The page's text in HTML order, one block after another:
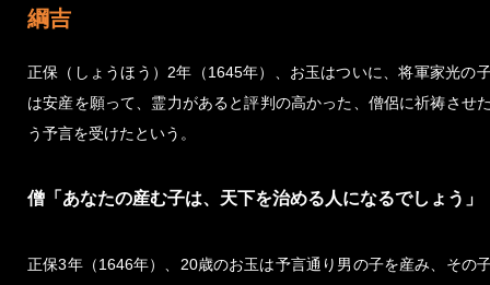
綱吉
正保（しょうほう）2年（1645年）、お玉はついに、将軍家光の
は安産を願って、霊力があると評判の高かった、僧侶に祈祷させ
う予言を受けたという。
僧「あなたの産む子は、天下を治める人になるでしょう」
正保3年（1646年）、20歳のお玉は予言通り男の子を産み、その